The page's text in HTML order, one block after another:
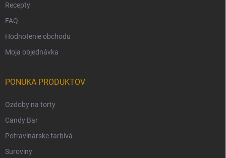
Recepty
FAQ
Hodnotenie obchodu
Moja objednávka
PONUKA PRODUKTOV
Ozdoby na torty
Candy Bar
Potravinárske farbivá
Suroviny